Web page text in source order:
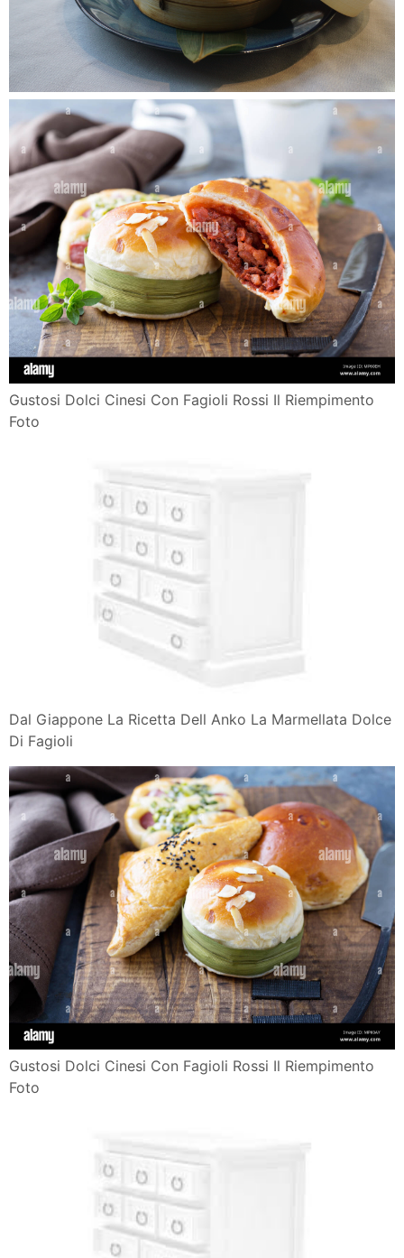
Gustosi Dolci Cinesi Con Fagioli Rossi Il Riempimento
Foto
Dal Giappone La Ricetta Dell Anko La Marmellata Dolce
Di Fagioli
Gustosi Dolci Cinesi Con Fagioli Rossi Il Riempimento
Foto